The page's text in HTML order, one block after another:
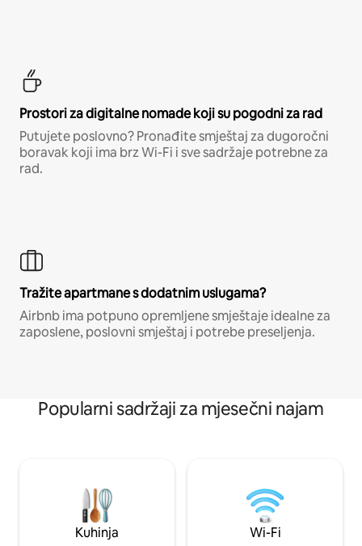
Prostori za digitalne nomade koji su pogodni za rad
Putujete poslovno? Pronađite smještaj za dugoročni
boravak koji ima brz Wi-Fi i sve sadržaje potrebne za
rad.
Tražite apartmane s dodatnim uslugama?
Airbnb ima potpuno opremljene smještaje idealne za
zaposlene, poslovni smještaj i potrebe preseljenja.
Popularni sadržaji za mjesečni najam
Kuhinja Wi-Fi